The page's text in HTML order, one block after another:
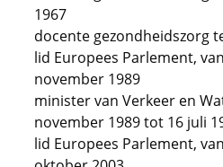
1967
docente gezondheidszorg
lid Europees Parlement,
november 1989
minister van Verkeer en
november 1989 tot 16 juli
lid Europees Parlement,